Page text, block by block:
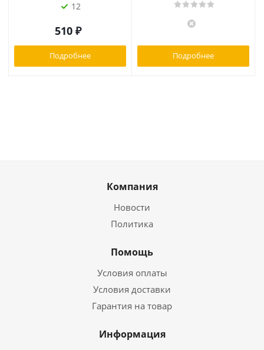
12
510 ₽
Подробнее Подробнее
Компания
Новости
Политика
Помощь
Условия оплаты
Условия доставки
Гарантия на товар
Информация